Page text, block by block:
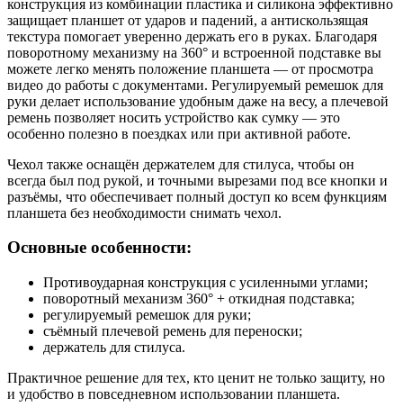
конструкция из комбинации пластика и силикона эффективно
защищает планшет от ударов и падений, а антискользящая
текстура помогает уверенно держать его в руках. Благодаря
поворотному механизму на 360° и встроенной подставке вы
можете легко менять положение планшета — от просмотра
видео до работы с документами. Регулируемый ремешок для
руки делает использование удобным даже на весу, а плечевой
ремень позволяет носить устройство как сумку — это
особенно полезно в поездках или при активной работе.
Чехол также оснащён держателем для стилуса, чтобы он
всегда был под рукой, и точными вырезами под все кнопки и
разъёмы, что обеспечивает полный доступ ко всем функциям
планшета без необходимости снимать чехол.
Основные особенности:
Противоударная конструкция с усиленными углами;
поворотный механизм 360° + откидная подставка;
регулируемый ремешок для руки;
съёмный плечевой ремень для переноски;
держатель для стилуса.
Практичное решение для тех, кто ценит не только защиту, но
и удобство в повседневном использовании планшета.